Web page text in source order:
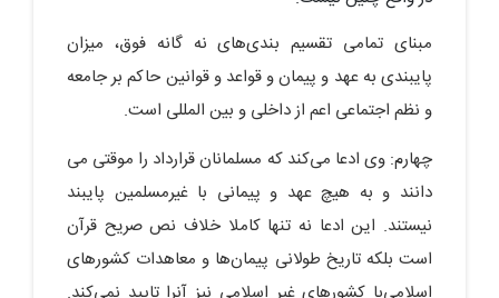
مبنای تمامی تقسیم بندی‌های نه گانه فوق، میزان
پایبندی به عهد و پیمان و قواعد و قوانین حاکم بر جامعه
و نظم اجتماعی اعم از داخلی و بین المللی است.
چهارم: وی ادعا می‌کند که مسلمانان قرارداد را موقتی می
دانند و به هیچ عهد و پیمانی با غیرمسلمین پایبند
نیستند. این ادعا نه تنها کاملا خلاف نص صریح قرآن
است بلکه تاریخ طولانی پیمان‌ها و معاهدات کشورهای
اسلامی‌با کشورهای غیر اسلامی نیز آنرا تایید نمی‌کند.